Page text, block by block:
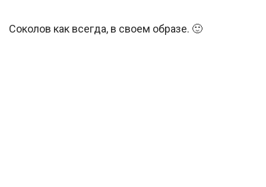
Соколов как всегда, в своем образе. 🙂